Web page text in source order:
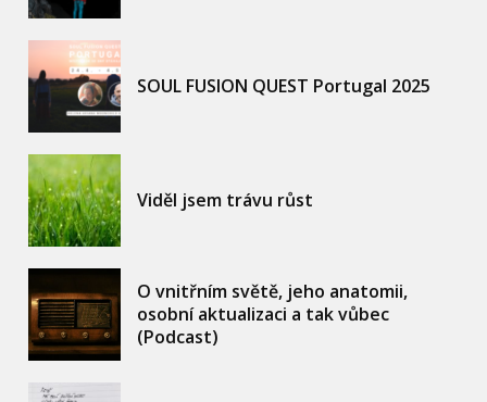
SOUL FUSION QUEST Portugal 2025
Viděl jsem trávu růst
O vnitřním světě, jeho anatomii,
osobní aktualizaci a tak vůbec
(Podcast)